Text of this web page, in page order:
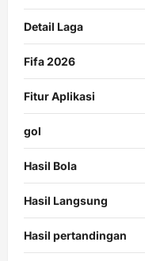
Detail Laga
Fifa 2026
Fitur Aplikasi
gol
Hasil Bola
Hasil Langsung
Hasil pertandingan